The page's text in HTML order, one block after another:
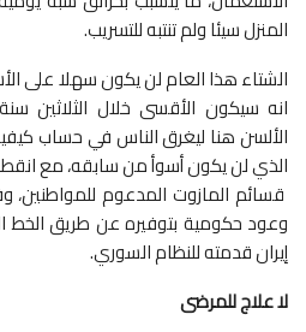
المنزل سيئا ولم تنتبه للتسريب.
الشتاء هذا العام لن يكون سهلا على
انه سيكون الأقسى خلال الثلاثين سنة
الألسن هنا ليغرق الناس في حساب
الذي لن يكون أسوأ من سابقه، مع
قسائم المازوت المدعوم
وعود حكومية بتوفيره عن طريق الخط
إيران قدمته للنظام السوري.
لا علاج للمرضى